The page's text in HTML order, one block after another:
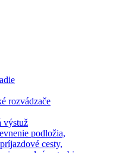
rozvádzače
výstuž
podložia,
cesty,